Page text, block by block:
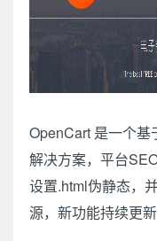
OpenCart 是一个
解决方案，平台
设置.html伪静态，
源，新功能持续更新